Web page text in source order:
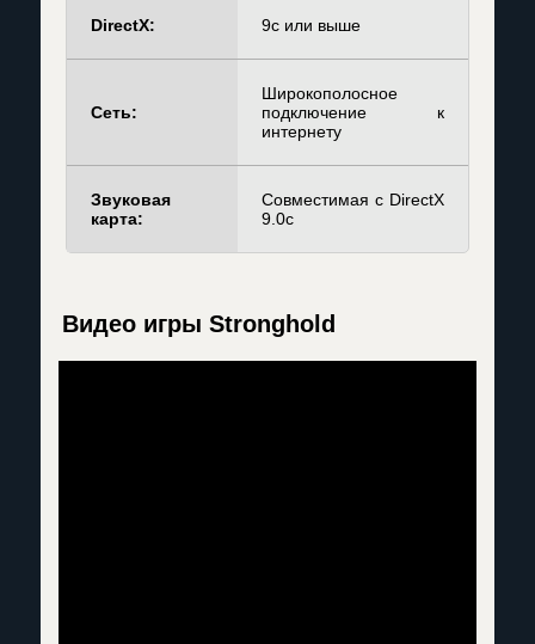
DirectX: 9с или выше
Сеть:
Широкополосное
подключение к
интернету
Звуковая
карта:
Совместимая с DirectX
9.0c
Видео игры Stronghold